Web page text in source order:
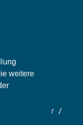
weitere
Partner